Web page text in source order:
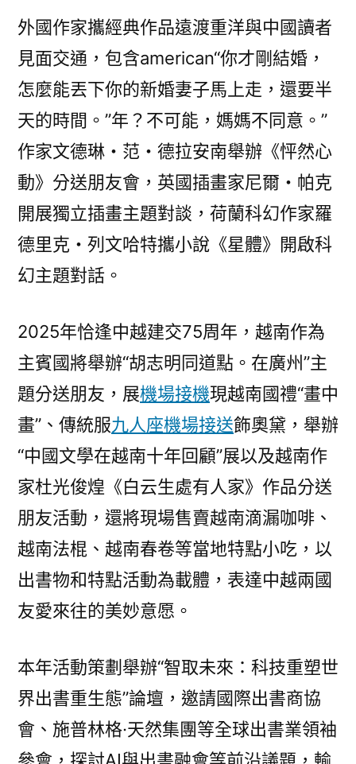
外國作家攜經典作品遠渡重洋與中國讀者
見面交通，包含american“你才剛結婚，
怎麼能丟下你的新婚妻子馬上走，還要半
天的時間。”年？不可能，媽媽不同意。”
作家文德琳・范・德拉安南舉辦《怦然心
動》分送朋友會，英國插畫家尼爾・帕克
開展獨立插畫主題對談，荷蘭科幻作家羅
德里克・列文哈特攜小說《星體》開啟科
幻主題對話。
2025年恰逢中越建交75周年，越南作為
主賓國將舉辦“胡志明同道點。在廣州”主
題分送朋友，展機場接機現越南國禮“畫中
畫”、傳統服九人座機場接送飾奧黛，舉辦
“中國文學在越南十年回顧”展以及越南作
家杜光俊煌《白云生處有人家》作品分送
朋友活動，還將現場售賣越南滴漏咖啡、
越南法棍、越南春卷等當地特點小吃，以
出書物和特點活動為載體，表達中越兩國
友愛來往的美妙意愿。
本年活動策劃舉辦“智取未來：科技重塑世
界出書重生態”論壇，邀請國際出書商協
會、施普林格·天然集團等全球出書業領袖